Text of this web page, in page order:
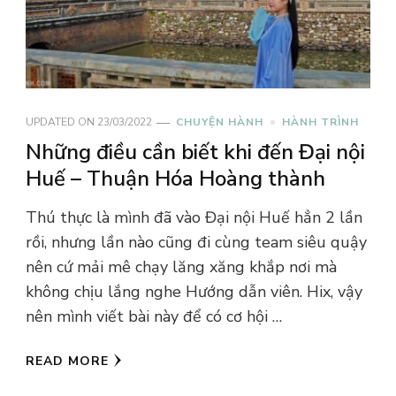
UPDATED ON 23/03/2022 CHUYỆN HÀNH HÀNH TRÌNH
Những điều cần biết khi đến Đại nội
Huế – Thuận Hóa Hoàng thành
Thú thực là mình đã vào Đại nội Huế hẳn 2 lần
rồi, nhưng lần nào cũng đi cùng team siêu quậy
nên cứ mải mê chạy lăng xăng khắp nơi mà
không chịu lắng nghe Hướng dẫn viên. Hix, vậy
nên mình viết bài này để có cơ hội …
READ MORE